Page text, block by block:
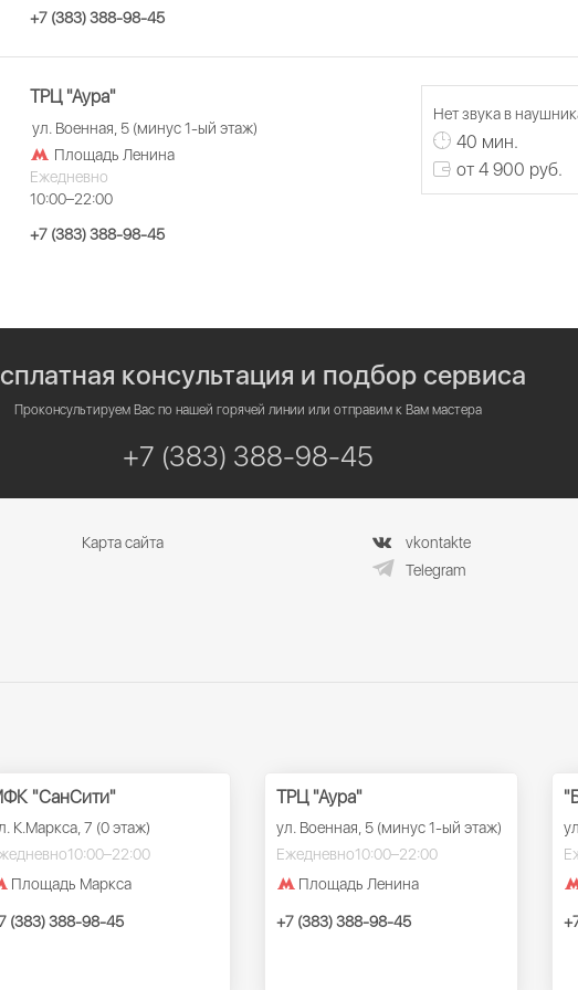
+7 (383) 388-98-45
ТРЦ "Аура"
ул. Военная, 5 (минус 1-ый этаж)
Площадь Ленина
Ежедневно
10:00–22:00
+7 (383) 388-98-45
Нет звука в
40 мин.
от 4 900 руб.
консультация и подбор сервиса
Проконсультируем Вас по нашей горячей линии или отправим к Вам мастера
+7 (383) 388-98-45
Карта сайта
vkontakte
Telegram
"СанСити"
К.Маркса, 7 (0 этаж)
10:00–22:00
Площадь Маркса
(383) 388-98-45
ТРЦ "Аура"
ул. Военная, 5 (минус 1-ый этаж)
Ежедневно10:00–22:00
Площадь Ленина
+7 (383) 388-98-45